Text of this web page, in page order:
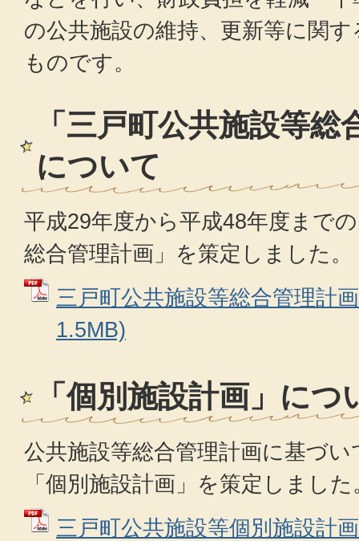
の公共施設の維持、更新等に関
ものです。
「三戸町公共施設等総
について
平成29年度から平成48年度まで
総合管理計画」を策定しました。
三戸町公共施設等総合管理計
1.5MB)
「個別施設計画」につ
公共施設等総合管理計画に基づ
「個別施設計画」を策定しました
三戸町公共施設等個別施設計